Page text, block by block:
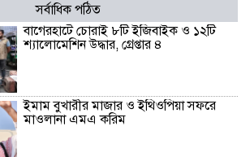
সর্বাধিক পঠিত
বাগেরহাটে চোরাই ৮টি ইজিবাইক ও ১২টি
শ্যালোমেশিন উদ্ধার, গ্রেপ্তার ৪
ইমাম বুখারীর মাজার ও ইথিওপিয়া সফরে
মাওলানা এমএ করিম